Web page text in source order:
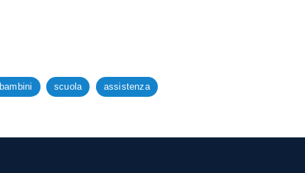
bambini scuola assistenza